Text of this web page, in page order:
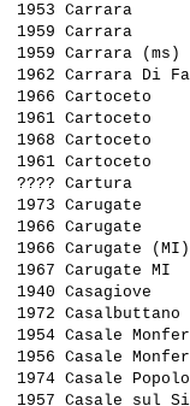
1953 Carrara
1959 Carrara
1959 Carrara
1962 Carrara Di
1966 Cartoceto
1961 Cartoceto
1968 Cartoceto
1961 Cartoceto
???? Cartura
1973 Carugate
1966 Carugate
1966 Carugate
1967 Carugate
1940
1972
1954 Casale
1956 Casale
1974 Casale
1957 Casale